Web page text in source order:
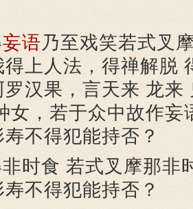
妄语乃至戏笑若式叉
得上人法，得禅解脱
汉果，言天来 龙来
女，若于众中故作妄
不得犯能持否？
食 若式叉摩那非
不得犯能持否？